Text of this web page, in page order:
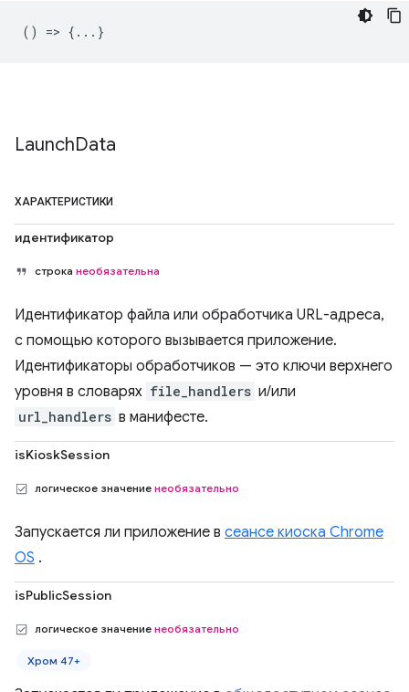
() => {...}
LaunchData
ХАРАКТЕРИСТИКИ
идентификатор
строка необязательна
Идентификатор файла или обработчика URL-адреса,
с помощью которого вызывается приложение.
Идентификаторы обработчиков — это ключи верхнего
уровня в словарях file_handlers и/или
url_handlers в манифесте.
isKioskSession
логическое значение необязательно
Запускается ли приложение в сеансе киоска Chrome
OS .
isPublicSession
логическое значение необязательно
Хром 47+